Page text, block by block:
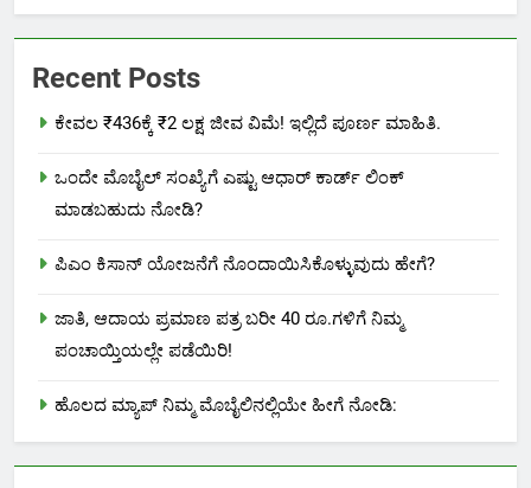
Recent Posts
ಕೇವಲ ₹436ಕ್ಕೆ ₹2 ಲಕ್ಷ ಜೀವ ವಿಮೆ! ಇಲ್ಲಿದೆ ಪೂರ್ಣ ಮಾಹಿತಿ.
ಒಂದೇ ಮೊಬೈಲ್ ಸಂಖ್ಯೆಗೆ ಎಷ್ಟು ಆಧಾರ್ ಕಾರ್ಡ್ ಲಿಂಕ್
ಮಾಡಬಹುದು ನೋಡಿ?
ಪಿಎಂ ಕಿಸಾನ್ ಯೋಜನೆಗೆ ನೊಂದಾಯಿಸಿಕೊಳ್ಳುವುದು ಹೇಗೆ?
ಜಾತಿ, ಆದಾಯ ಪ್ರಮಾಣ ಪತ್ರ ಬರೀ 40 ರೂ.ಗಳಿಗೆ ನಿಮ್ಮ
ಪಂಚಾಯ್ತಿಯಲ್ಲೇ ಪಡೆಯಿರಿ!
ಹೊಲದ ಮ್ಯಾಪ್ ನಿಮ್ಮ ಮೊಬೈಲಿನಲ್ಲಿಯೇ ಹೀಗೆ ನೋಡಿ: